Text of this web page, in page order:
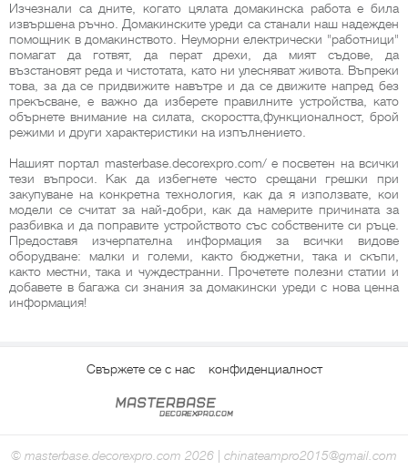
Изчезнали са дните, когато цялата домакинска работа е била
извършена ръчно. Домакинските уреди са станали наш надежден
помощник в домакинството. Неуморни електрически "работници"
помагат да готвят, да перат дрехи, да мият съдове, да
възстановят реда и чистотата, като ни улесняват живота. Въпреки
това, за да се придвижите навътре и да се движите напред без
прекъсване, е важно да изберете правилните устройства, като
обърнете внимание на силата, скоростта,функционалност, брой
режими и други характеристики на изпълнението.
Нашият портал masterbase.decorexpro.com/ е посветен на всички
тези въпроси. Как да избегнете често срещани грешки при
закупуване на конкретна технология, как да я използвате, кои
модели се считат за най-добри, как да намерите причината за
разбивка и да поправите устройството със собствените си ръце.
Предоставя изчерпателна информация за всички видове
оборудване: малки и големи, както бюджетни, така и скъпи,
както местни, така и чуждестранни. Прочетете полезни статии и
добавете в багажа си знания за домакински уреди с нова ценна
информация!
Свържете се с нас конфиденциалност
© masterbase.decorexpro.com 2026 | chinateampro2015@gmail.com